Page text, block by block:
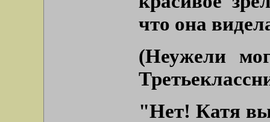
что она
(Неужели
"Нет! Катя